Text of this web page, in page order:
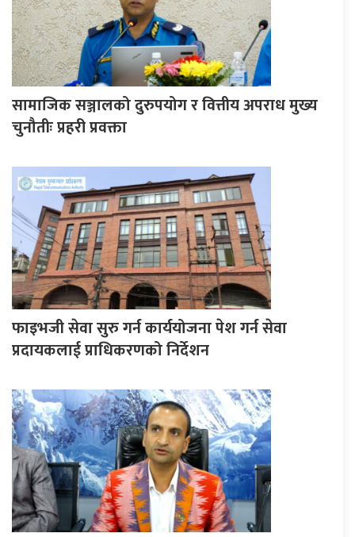
सामाजिक सञ्जालको दुरुपयोग र वित्तीय अपराध मुख्य
चुनौतीः प्रहरी प्रवक्ता
फाइभजी सेवा सुरु गर्न कार्ययोजना पेश गर्न सेवा
प्रदायकलाई प्राधिकरणको निर्देशन